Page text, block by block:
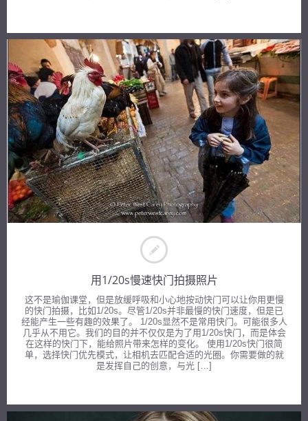
用1/20s慢速快门拍摄照片
这不是瑜伽课堂，但是放缓呼吸和小心地按动快门可以让你用更慢
的快门拍摄，比如1/20s。尽管1/20s并非最慢的快门速度，但是已
经能产生一些有趣的效果了。 1/20s显然不是常用快门。可能很多人
几乎从不用它。我们的目的并不仅仅是为了用1/20s快门，而是体会
在这样的快门下，能给照片带来怎样的变化。 使用1/20s快门很简
单，选择快门优先模式，让相机去匹配合适的光圈。你需要做的就
是发挥自己的创意，与光 […]